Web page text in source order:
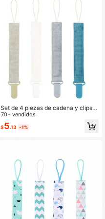
Set de 4 piezas de cadena y clips p
ara chupete de bebé a la moda, apt
o para uso diario
70+ vendidos
$5.13 -1%